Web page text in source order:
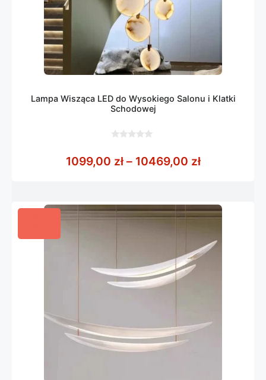
Lampa Wisząca LED do Wysokiego Salonu i Klatki
Schodowej
5
1099,00 zł – 10469,00 złZakres